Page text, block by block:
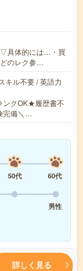
▽具体的には…・買
のレク参…
キル不要 / 英語力
ンクOK★履歴書不
完備＼…
50代
60代
男性
詳しく見る